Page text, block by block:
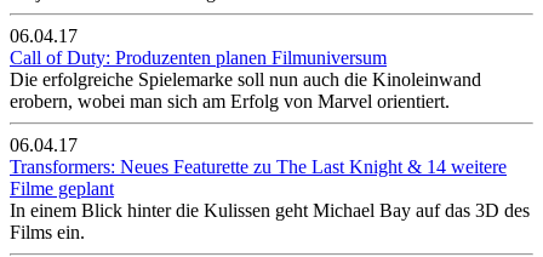
06.04.17
Call of Duty: Produzenten planen Filmuniversum
Die erfolgreiche Spielemarke soll nun auch die Kinoleinwand
erobern, wobei man sich am Erfolg von Marvel orientiert.
06.04.17
Transformers: Neues Featurette zu The Last Knight & 14 weitere
Filme geplant
In einem Blick hinter die Kulissen geht Michael Bay auf das 3D des
Films ein.